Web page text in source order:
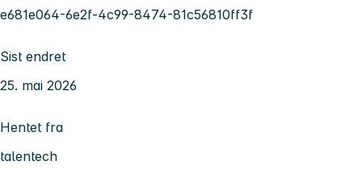
e681e064-6e2f-4c99-8474-81c56810ff3f
Sist endret
25. mai 2026
Hentet fra
talentech